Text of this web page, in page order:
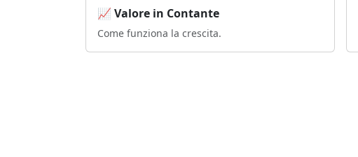
📈 Valore in Contante
Come funziona la crescita.